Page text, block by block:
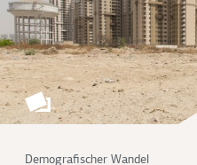
Demografischer Wandel